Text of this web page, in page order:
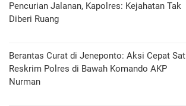
Pencurian Jalanan, Kapolres: Kejahatan Tak
Diberi Ruang
Berantas Curat di Jeneponto: Aksi Cepat Sat
Reskrim Polres di Bawah Komando AKP
Nurman